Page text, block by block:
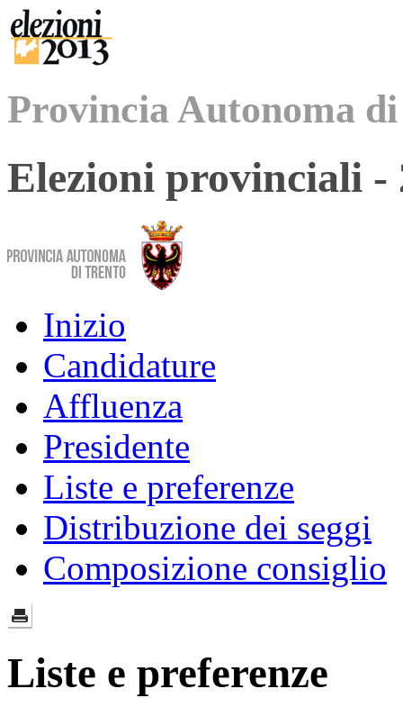
Provincia Autonoma
Elezioni provinciali -
Inizio
Candidature
Affluenza
Presidente
Liste e preferenze
Distribuzione dei seggi
Composizione consiglio
Liste e preferenze